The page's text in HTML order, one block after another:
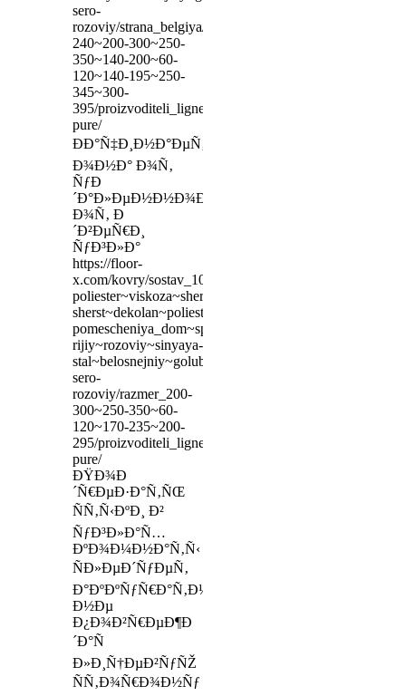
sero-
rozoviy/strana_belgiya/razmer_170-
240~200-300~250-
350~140-200~60-
120~140-195~250-
345~300-
395/proizvoditeli_ligne-
pure/
ÐÐ°Ñ‡Ð¸Ð½Ð°ÐµÑ‚ÑÑ
Ð¾Ð½Ð° Ð¾Ñ‚
ÑƒÐ
´Ð°Ð»ÐµÐ½Ð½Ð¾Ð³Ð¾
Ð¾Ñ‚ Ð
´Ð²ÐµÑ€Ð¸
ÑƒÐ³Ð»Ð°
https://floor-
x.com/kovry/sostav_100-
poliester~viskoza~sherst~50-
sherst~dekolan~poliester/vid-
pomescheniya_dom~spalnya/
rijiy~rozoviy~sinyaya-
stal~belosnejniy~golubo-
sero-
rozoviy/razmer_200-
300~250-350~60-
120~170-235~200-
295/proizvoditeli_ligne-
pure/
ÐŸÐ¾Ð
´Ñ€ÐµÐ·Ð°Ñ‚ÑŒ
ÑÑ‚Ñ‹ÐºÐ¸ Ð²
ÑƒÐ³Ð»Ð°Ñ…
ÐºÐ¾Ð¼Ð½Ð°Ñ‚Ñ‹
ÑÐ»ÐµÐ´ÑƒÐµÑ‚
Ð°ÐºÐºÑƒÑ€Ð°Ñ‚Ð½Ð¾,
Ð½Ðµ
Ð¿Ð¾Ð²Ñ€ÐµÐ¶Ð
´Ð°Ñ
Ð»Ð¸Ñ†ÐµÐ²ÑƒÑŽ
ÑÑ‚Ð¾Ñ€Ð¾Ð½Ñƒ